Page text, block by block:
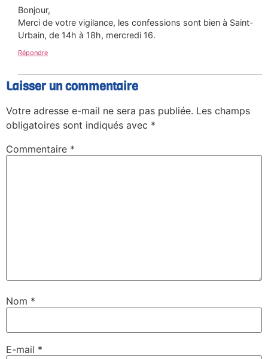
Bonjour,
Merci de votre vigilance, les confessions sont bien à Saint-
Urbain, de 14h à 18h, mercredi 16.
Répondre
Laisser un commentaire
Votre adresse e-mail ne sera pas publiée. Les champs
obligatoires sont indiqués avec *
Commentaire *
Nom *
E-mail *